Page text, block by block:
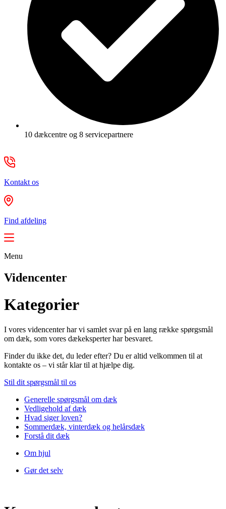
10 dækcentre og 8 servicepartnere
Kontakt os
Find afdeling
Menu
Videncenter
Kategorier
I vores videncenter har vi samlet svar på en lang række spørgsmål
om dæk, som vores dækeksperter har besvaret.
Finder du ikke det, du leder efter? Du er altid velkommen til at
kontakte os – vi står klar til at hjælpe dig.
Stil dit spørgsmål til os
Generelle spørgsmål om dæk
Vedligehold af dæk
Hvad siger loven?
Sommerdæk, vinterdæk og helårsdæk
Forstå dit dæk
Om hjul
Gør det selv